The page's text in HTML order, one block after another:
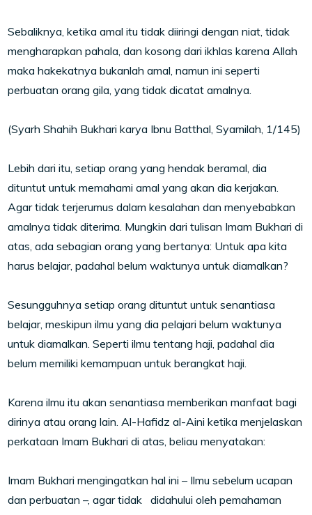
Sebaliknya, ketika amal itu tidak diiringi dengan niat, tidak
mengharapkan pahala, dan kosong dari ikhlas karena Allah
maka hakekatnya bukanlah amal, namun ini seperti
perbuatan orang gila, yang tidak dicatat amalnya.
(Syarh Shahih Bukhari karya Ibnu Batthal, Syamilah, 1/145)
Lebih dari itu, setiap orang yang hendak beramal, dia
dituntut untuk memahami amal yang akan dia kerjakan.
Agar tidak terjerumus dalam kesalahan dan menyebabkan
amalnya tidak diterima. Mungkin dari tulisan Imam Bukhari di
atas, ada sebagian orang yang bertanya: Untuk apa kita
harus belajar, padahal belum waktunya untuk diamalkan?
Sesungguhnya setiap orang dituntut untuk senantiasa
belajar, meskipun ilmu yang dia pelajari belum waktunya
untuk diamalkan. Seperti ilmu tentang haji, padahal dia
belum memiliki kemampuan untuk berangkat haji.
Karena ilmu itu akan senantiasa memberikan manfaat bagi
dirinya atau orang lain. Al-Hafidz al-Aini ketika menjelaskan
perkataan Imam Bukhari di atas, beliau menyatakan:
Imam Bukhari mengingatkan hal ini – Ilmu sebelum ucapan
dan perbuatan –, agar tidak didahului oleh pemahaman